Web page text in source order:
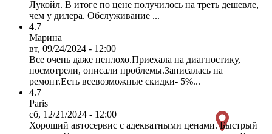
Лукойл. В итоге по цене получилось на треть дешевле,
чем у дилера. Обслуживание ...
4.7
Марина
вт, 09/24/2024 - 12:00
Все очень даже неплохо.Приехала на диагностику,
посмотрели, описали проблемы.Записалась на
ремонт.Есть всевозможные скидки- 5%...
4.7
Paris
сб, 12/21/2024 - 12:00
Хороший автосервис с адекватными ценами. Быстрый